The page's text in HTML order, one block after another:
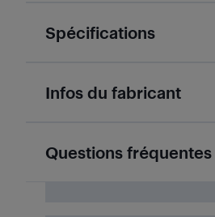
Spécifications
Infos du fabricant
Questions fréquentes